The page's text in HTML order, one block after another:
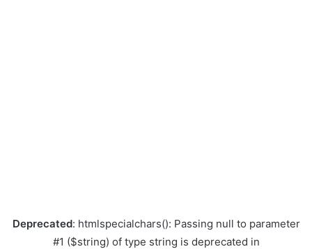
Deprecated: htmlspecialchars(): Passing null to parameter
#1 ($string) of type string is deprecated in